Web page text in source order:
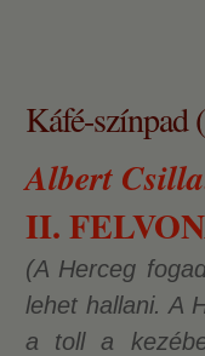
Káfé-színpad
Albert
II.
(A Herceg
lehet hallani. A
a toll a